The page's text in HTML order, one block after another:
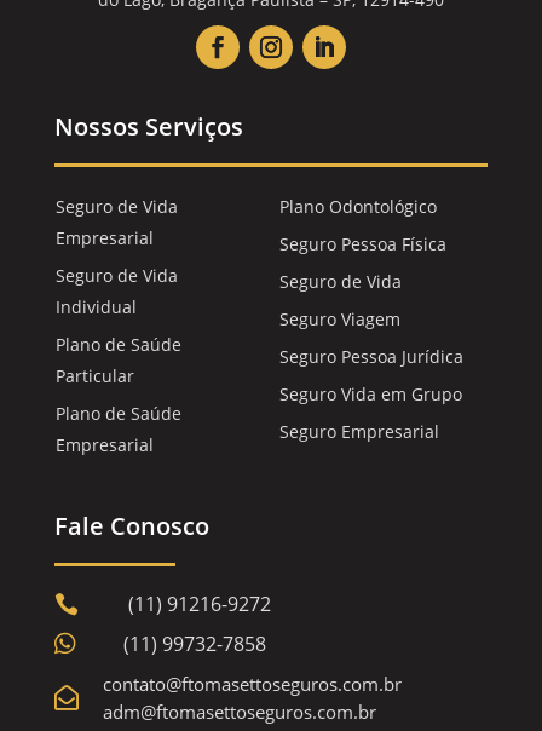
Nossos Serviços
Seguro de Vida
Empresarial
Seguro de Vida
Individual
Plano de Saúde
Particular
Plano de Saúde
Empresarial
Plano Odontológico
Seguro Pessoa Física
Seguro de Vida
Seguro Viagem
Seguro Pessoa Jurídica
Seguro Vida em Grupo
Seguro Empresarial
Fale Conosco
 (11) 91216-9272
 (11) 99732-7858

contato@ftomasettoseguros.com.br
adm@ftomasettoseguros.com.br